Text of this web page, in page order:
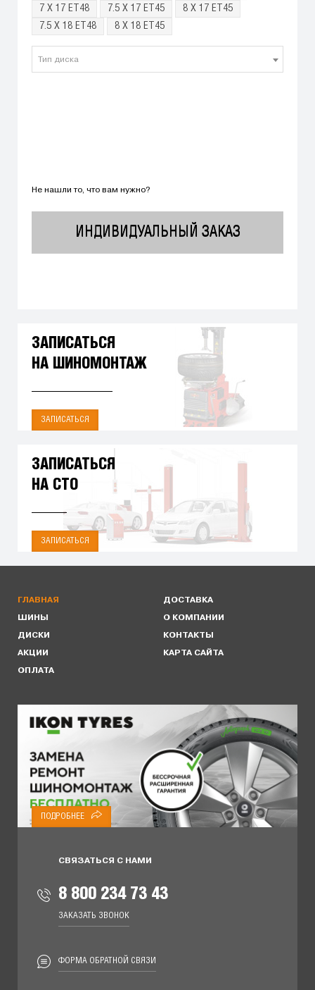
7 X 17 ET48
7.5 X 17 ET45
8 X 17 ET45
7.5 X 18 ET48
8 X 18 ET45
Тип диска
Не нашли то, что вам нужно?
ИНДИВИДУАЛЬНЫЙ ЗАКАЗ
ЗАПИСАТЬСЯ
НА ШИНОМОНТАЖ
ЗАПИСАТЬСЯ
ЗАПИСАТЬСЯ
НА СТО
ЗАПИСАТЬСЯ
ГЛАВНАЯ
ШИНЫ
ДИСКИ
АКЦИИ
ОПЛАТА
ДОСТАВКА
О КОМПАНИИ
КОНТАКТЫ
КАРТА САЙТА
ПОДРОБНЕЕ
СВЯЗАТЬСЯ С НАМИ
8 800 234 73 43
ЗАКАЗАТЬ ЗВОНОК
ФОРМА ОБРАТНОЙ СВЯЗИ